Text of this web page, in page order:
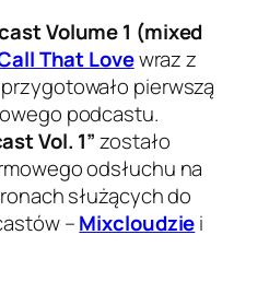
Volume 1 (mixed
That Lovewraz z
przygotowało pierwszą
podcastu.
Vol. 1”zostało
odsłuchu na
służących do
–Mixcloudziei